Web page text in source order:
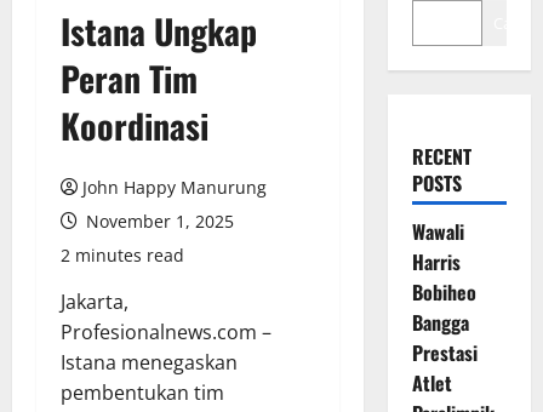
Istana Ungkap
Peran Tim
Koordinasi
John Happy Manurung
November 1, 2025
2 minutes read
Jakarta,
Profesionalnews.com –
Istana menegaskan
pembentukan tim
RECENT
POSTS
Wawali
Harris
Bobiheo
Bangga
Prestasi
Atlet